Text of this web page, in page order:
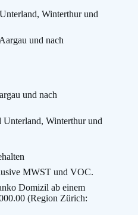
Winterthur und
und nach
und nach
Winterthur und
MWST und VOC.
Domizil ab einem
(Region Zürich: